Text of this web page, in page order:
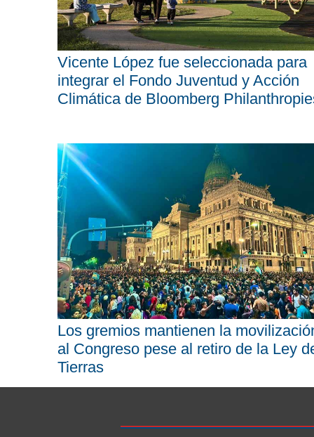
Vicente López fue seleccionada para
integrar el Fondo Juventud y Acción
Climática de Bloomberg
Los gremios mantienen la
al Congreso pese al retiro de la Ley
Tierras